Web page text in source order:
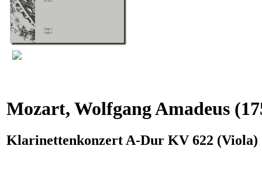
Mozart, Wolfgang Amadeus
Klarinettenkonzert A-Dur KV 622 (Viola)